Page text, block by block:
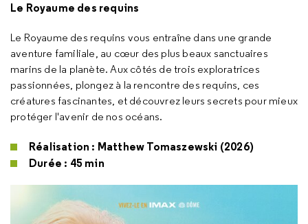
Le Royaume des requins
Le Royaume des requins vous entraîne dans une grande
aventure familiale, au cœur des plus beaux sanctuaires
marins de la planète. Aux côtés de trois exploratrices
passionnées, plongez à la rencontre des requins, ces
créatures fascinantes, et découvrez leurs secrets pour mieux
protéger l'avenir de nos océans.
Réalisation : Matthew Tomaszewski (2026)
Durée : 45 min